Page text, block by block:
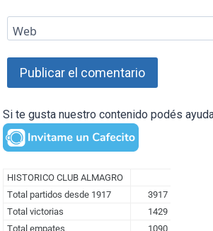
Web
Si te gusta nuestro contenido podés